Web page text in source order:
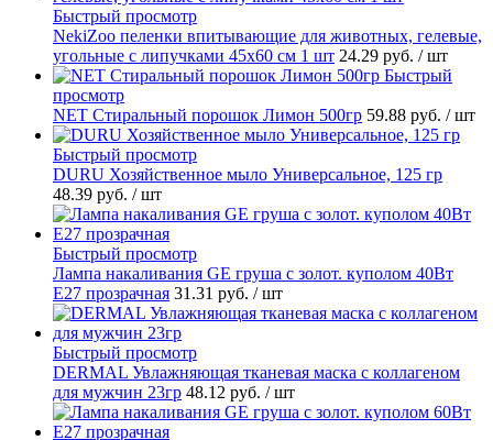
Быстрый просмотр
NekiZoo пеленки впитывающие для животных, гелевые,
угольные с липучками 45х60 см 1 шт 24.29 руб. / шт
Быстрый
просмотр
NET Стиральный порошок Лимон 500гр 59.88 руб. / шт
Быстрый просмотр
DURU Хозяйственное мыло Универсальное, 125 гр
48.39 руб. / шт
Быстрый просмотр
Лампа накаливания GE груша с золот. куполом 40Вт
Е27 прозрачная 31.31 руб. / шт
Быстрый просмотр
DERMAL Увлажняющая тканевая маска с коллагеном
для мужчин 23гр 48.12 руб. / шт